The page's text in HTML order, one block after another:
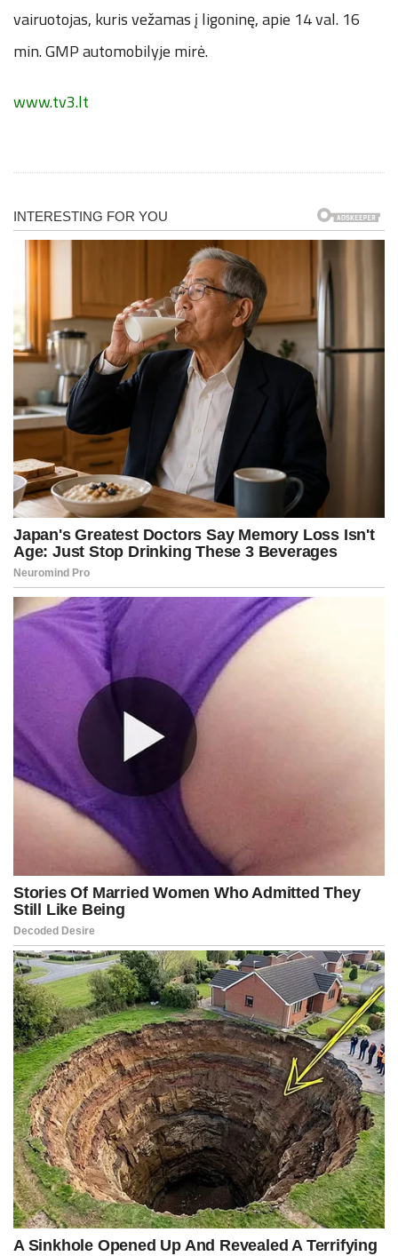
vairuotojas, kuris vežamas į ligoninę, apie 14 val. 16
min. GMP automobilyje mirė.
www.tv3.lt